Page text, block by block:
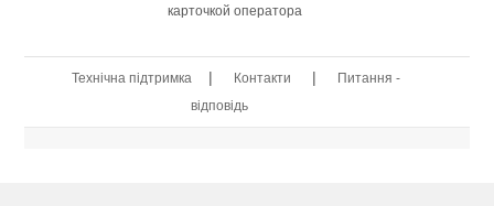
карточкой оператора
Технічна підтримка | Контакти |
Питання -
відповідь